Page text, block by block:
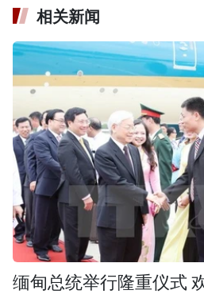
相关新闻
缅甸总统举行隆重仪式